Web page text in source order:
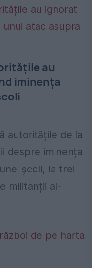
au
iminența
autoritățile de la
despre iminența
școli, la trei
militanții al-